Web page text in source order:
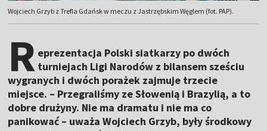
Wojciech Grzyb z Trefla Gdańsk w meczu z Jastrzębskim Węglem (fot. PAP).
R eprezentacja Polski siatkarzy po dwóch
turniejach Ligi Narodów z bilansem sześciu
wygranych i dwóch porażek zajmuje trzecie
miejsce. – Przegraliśmy ze Słowenią i Brazylią, a to
dobre drużyny. Nie ma dramatu i nie ma co
panikować – uważa Wojciech Grzyb, były środkowy